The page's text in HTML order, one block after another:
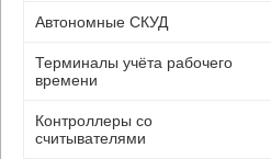
Автономные СКУД
Терминалы учёта рабочего
времени
Контроллеры со
считывателями